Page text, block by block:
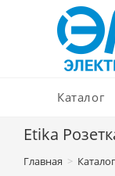
содержимому
Каталог
Etika
Главная > Каталог